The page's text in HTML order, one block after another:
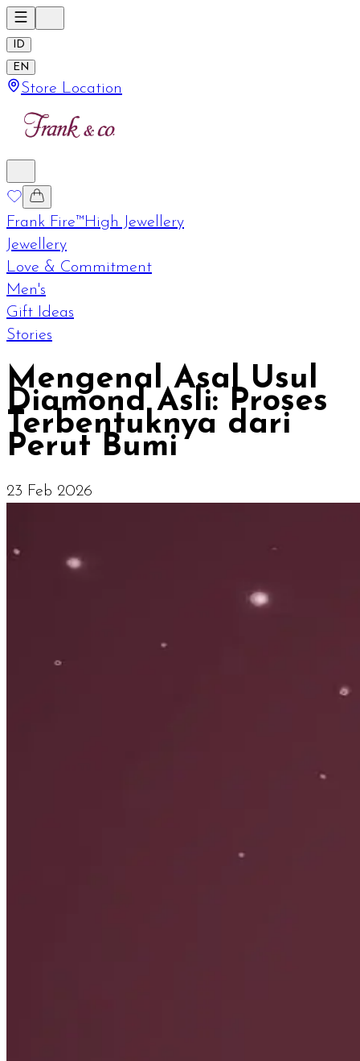
ID
EN
Store Location
Frank Fire™High Jewellery
Jewellery
Love & Commitment
Men's
Gift Ideas
Stories
Mengenal Asal Usul
Diamond Asli: Proses
Terbentuknya dari
Perut Bumi
23 Feb 2026